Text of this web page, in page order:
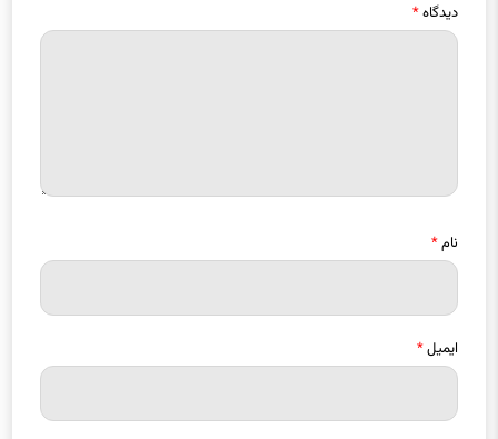
دیدگاه*
نام*
ایمیل*